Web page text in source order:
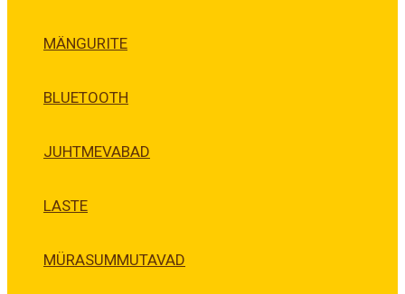
MÄNGURITE
BLUETOOTH
JUHTMEVABAD
LASTE
MÜRASUMMUTAVAD